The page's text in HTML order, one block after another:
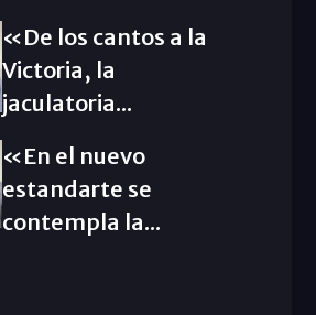
«De los cantos a la
Victoria, la
jaculatoria...
«En el nuevo
estandarte se
contempla la...